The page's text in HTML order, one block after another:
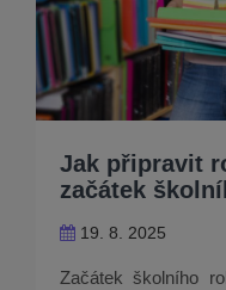
Jak připravit
začátek
19. 8. 2025
Začátek školního